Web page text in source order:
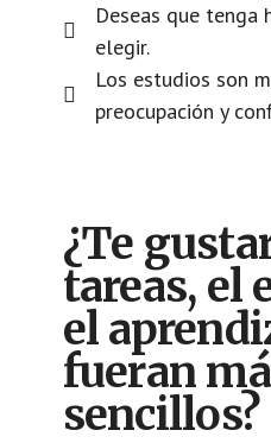
Deseas que tenga
elegir.
Los estudios son
preocupación y
¿Te
tareas, el
el
fueran
sencillos?